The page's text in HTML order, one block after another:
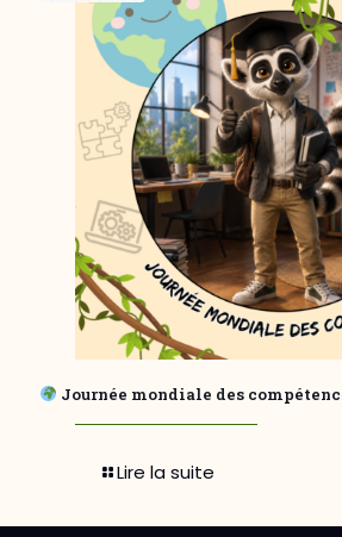
Journée mondiale des
Lire la suite